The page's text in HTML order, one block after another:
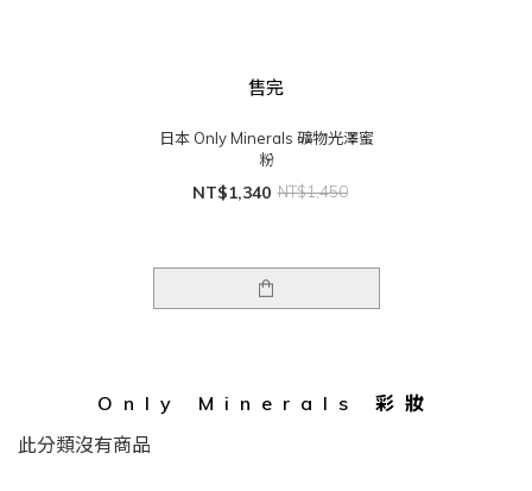
售完
日本 Only Minerals 礦物光澤蜜
粉
NT$1,340 NT$1,450
Only Minerals 彩妝
此分類沒有商品